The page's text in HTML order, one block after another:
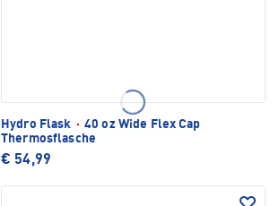
Hydro Flask · 40 oz Wide Flex Cap
Thermosflasche
€ 54,99